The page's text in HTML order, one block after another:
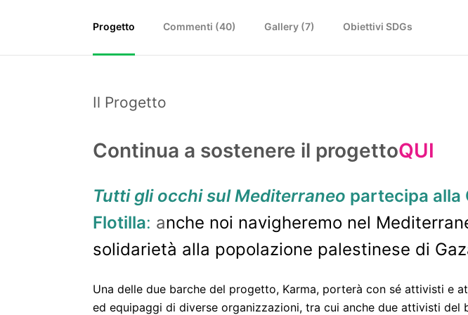
Progetto Commenti (40) Gallery (7) Obiettivi SDGs
Il Progetto
Continua a sostenere il progettoQUI
Tutti gli occhi sul Mediterraneo partecipa alla
Flotilla: anche noi navigheremo nel
solidarietà alla popolazione palestinese di
Una delle due barche del progetto, Karma, porterà con sé attivisti e
ed equipaggi di diverse organizzazioni, tra cui anche due attivisti del